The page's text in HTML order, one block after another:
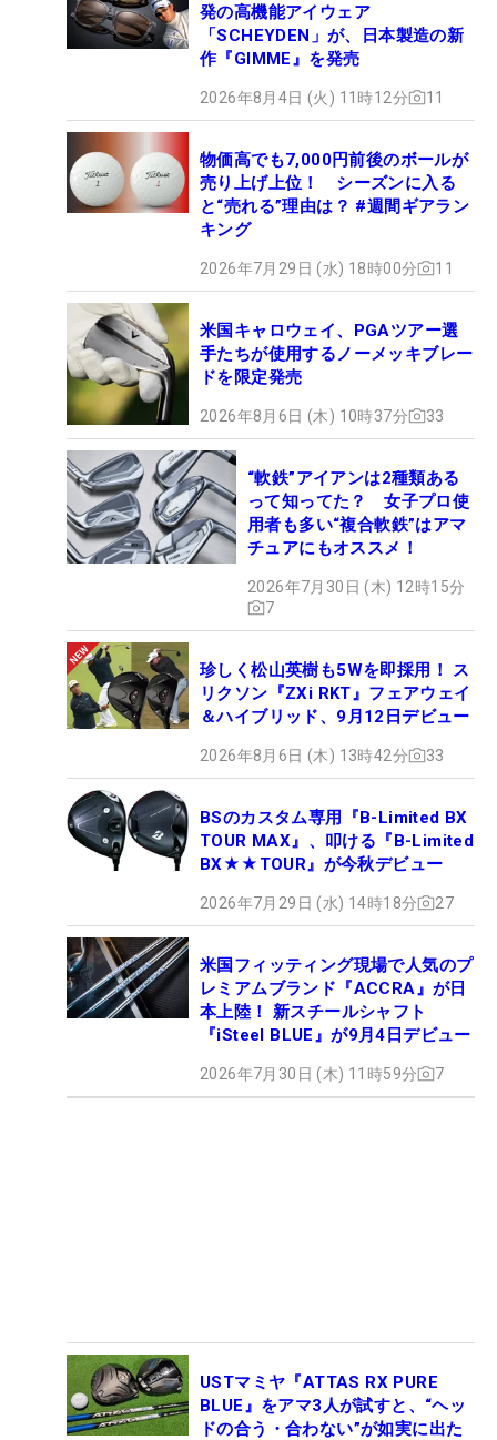
発の高機能アイウェア
「SCHEYDEN」が、日本製造の新
作『GIMME』を発売
2026年8月4日 (火) 11時12分 11
物価高でも7,000円前後のボールが
売り上げ上位！ シーズンに入る
と“売れる”理由は？ #週間ギアラン
キング
2026年7月29日 (水) 18時00分 11
米国キャロウェイ、PGAツアー選
手たちが使用するノーメッキブレー
ドを限定発売
2026年8月6日 (木) 10時37分 33
“軟鉄”アイアンは2種類ある
って知ってた？ 女子プロ使
用者も多い“複合軟鉄”はアマ
チュアにもオススメ！
2026年7月30日 (木) 12時15分
7
珍しく松山英樹も5Wを即採用！ ス
リクソン『ZXi RKT』フェアウェイ
＆ハイブリッド、9月12日デビュー
2026年8月6日 (木) 13時42分 33
BSのカスタム専用『B-Limited BX
TOUR MAX』、叩ける『B-Limited
BX★★TOUR』が今秋デビュー
2026年7月29日 (水) 14時18分 27
米国フィッティング現場で人気のプ
レミアムブランド『ACCRA』が日
本上陸！ 新スチールシャフト
『iSteel BLUE』が9月4日デビュー
2026年7月30日 (木) 11時59分 7
USTマミヤ『ATTAS RX PURE
BLUE』をアマ3人が試すと、“ヘッ
ドの合う・合わない”が如実に出た